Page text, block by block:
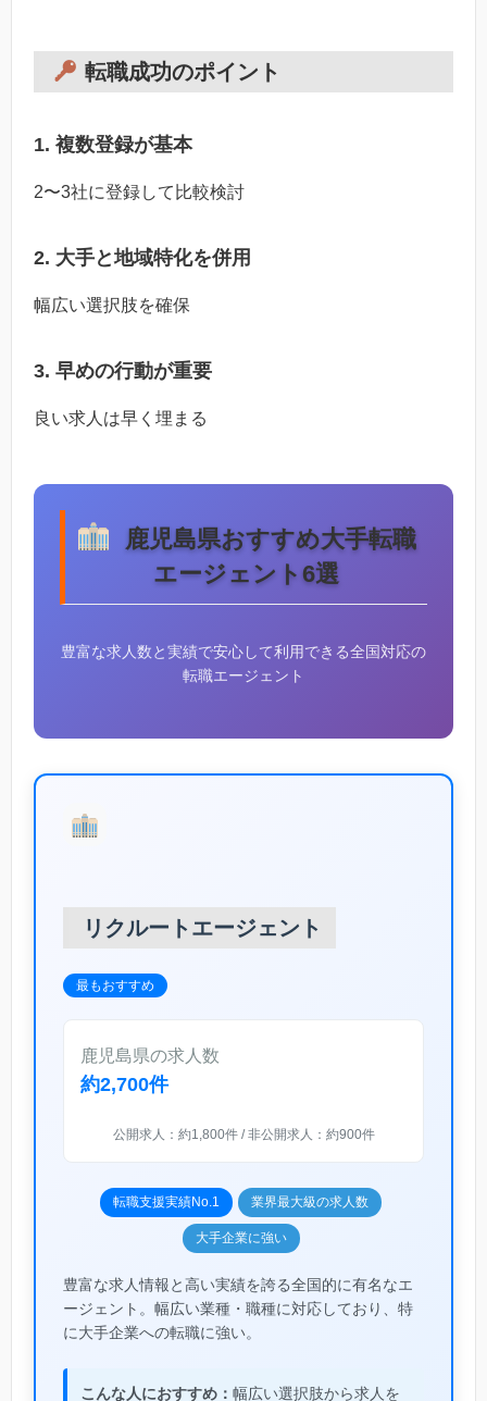
転職成功のポイント
1. 複数登録が基本
2〜3社に登録して比較検討
2. 大手と地域特化を併用
幅広い選択肢を確保
3. 早めの行動が重要
良い求人は早く埋まる
鹿児島県おすすめ大手転職
エージェント6選
豊富な求人数と実績で安心して利用できる全国対応の
転職エージェント
リクルートエージェント
最もおすすめ
鹿児島県の求人数
約2,700件
公開求人：約1,800件 / 非公開求人：約900件
転職支援実績No.1 業界最大級の求人数
大手企業に強い
豊富な求人情報と高い実績を誇る全国的に有名なエ
ージェント。幅広い業種・職種に対応しており、特
に大手企業への転職に強い。
こんな人におすすめ： 幅広い選択肢から求人を